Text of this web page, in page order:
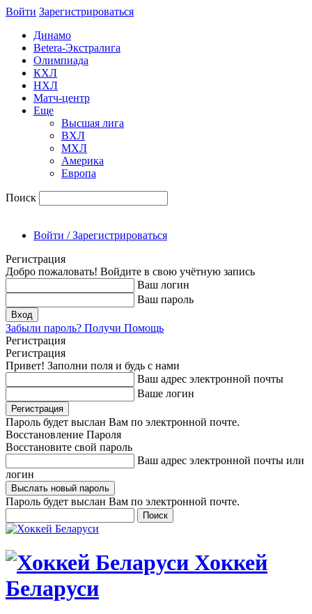
Войти Зарегиcтрироваться
Динамо
Betera-Экстралига
Олимпиада
КХЛ
НХЛ
Матч-центр
Еще
Высшая лига
ВХЛ
МХЛ
Америка
Европа
Поиск
Войти / Зарегистрироваться
Регистрация
Добро пожаловать! Войдите в свою учётную запись
Ваш логин
Ваш пароль
Забыли пароль? Получи Помощь
Регистрация
Регистрация
Привет! Заполни поля и будь с нами
Ваш адрес электронной почты
Ваше логин
Пароль будет выслан Вам по электронной почте.
Восстановление Пароля
Восстановите свой пароль
Ваш адрес электронной почты или
логин
Пароль будет выслан Вам по электронной почте.
Хоккей
Беларуси